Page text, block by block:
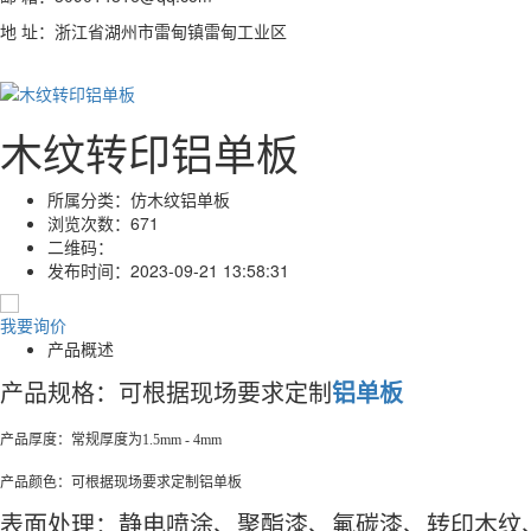
地 址：浙江省湖州市雷甸镇雷甸工业区
木纹转印铝单板
所属分类： 仿木纹铝单板
浏览次数： 671
二维码：
发布时间： 2023-09-21 13:58:31
我要询价
产品概述
产品规格：可根据现场要求定制 铝单板
产品厚度：常规厚度为1.5mm - 4mm
产品颜色：可根据现场要求定制铝单板
表面处理：静电喷涂、聚酯漆、氟碳漆、转印木纹